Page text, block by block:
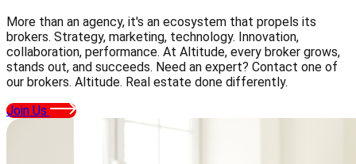
More than an agency, it's an ecosystem that propels its
brokers. Strategy, marketing, technology. Innovation,
collaboration, performance. At Altitude, every broker grows,
stands out, and succeeds. Need an expert? Contact one of
our brokers. Altitude. Real estate done differently.
Join Us